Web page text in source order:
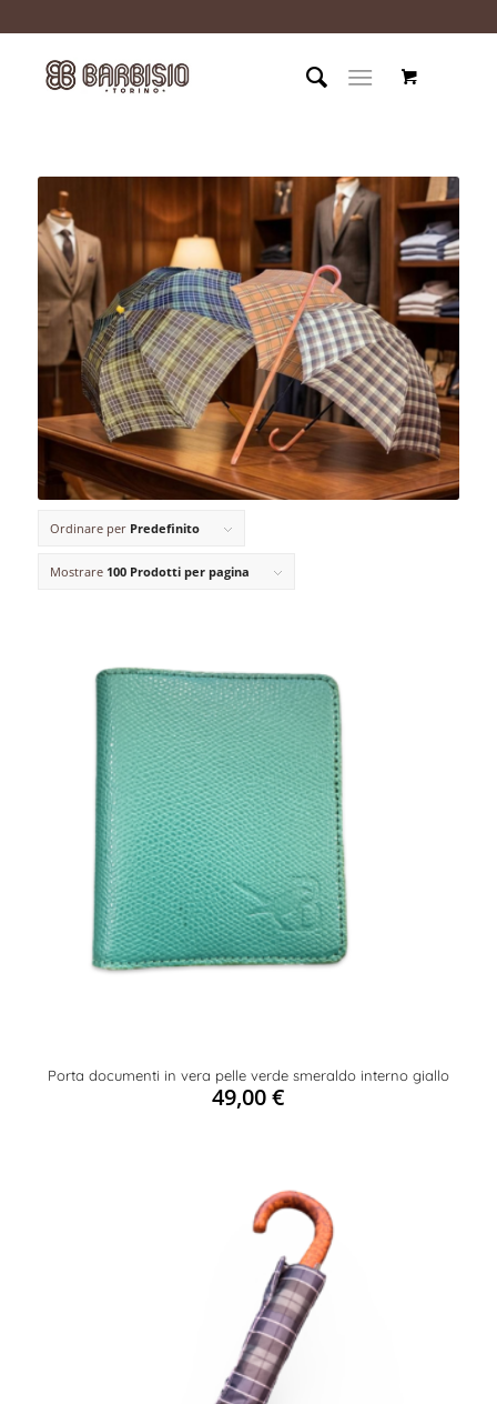
Ordinare per Predefinito
Mostrare 100 Prodotti per pagina
Porta documenti in vera pelle verde smeraldo interno giallo
49,00€